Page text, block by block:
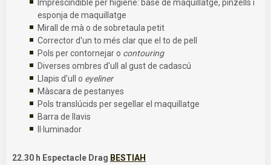
Imprescindible per higiene: base de maquillatge, pinzells i
esponja de maquillatge
Mirall de mà o de sobretaula petit
Corrector d'un to més clar que el to de pell
Pols per contornejar o contouring
Diverses ombres d'ull al gust de cadascú
Llapis d'ull o eyeliner
Màscara de pestanyes
Pols translúcids per segellar el maquillatge
Barra de llavis
Il·luminador
22.30 h Espectacle Drag BESTIAH